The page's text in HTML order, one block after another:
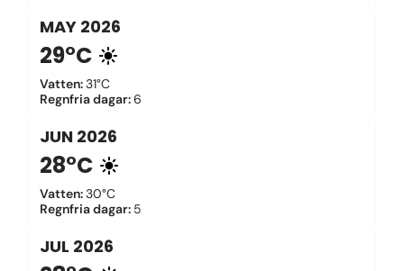
MAY 2026
29°C
Vatten:31°C
Regnfria dagar:6
JUN 2026
28°C
Vatten:30°C
Regnfria dagar: 5
JUL 2026